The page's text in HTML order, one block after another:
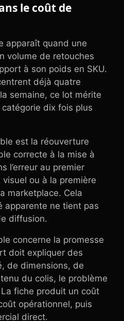
le coût de
apparaît quand une
volume de retouches
à son poids en SKU.
déjà quatre
semaine, ce lot mérite
catégorie dix fois plus
est la réouverture
correcte à la mise à
l’erreur au premier
ou à la première
marketplace. Cela
apparente ne tient pas
diffusion.
concerne la promesse
doit expliquer des
de dimensions, de
du colis, le problème
fiche produit un coût
opérationnel, puis
direct.